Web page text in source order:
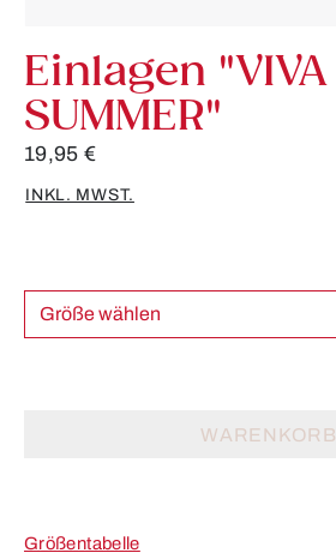
Einlagen "VIVA
SUMMER"
19,95 €
INKL. MWST.
Größe wählen
WARENKORB
Größentabelle